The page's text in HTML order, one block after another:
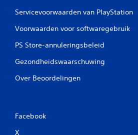
Servicevoorwaarden van PlayStation
Voorwaarden voor softwaregebruik
PS Store-annuleringsbeleid
Gezondheidswaarschuwing
Over Beoordelingen
Facebook
X